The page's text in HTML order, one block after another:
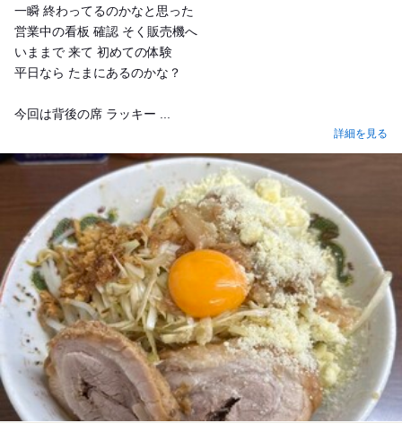
一瞬 終わってるのかなと思った
営業中の看板 確認 そく販売機へ
いままで 来て 初めての体験
平日なら たまにあるのかな？
今回は背後の席 ラッキー ...
詳細を見る